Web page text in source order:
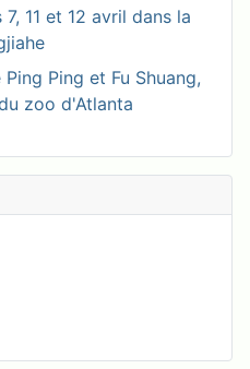
11 et 12 avril dans la
Ping et Fu Shuang,
zoo d'Atlanta